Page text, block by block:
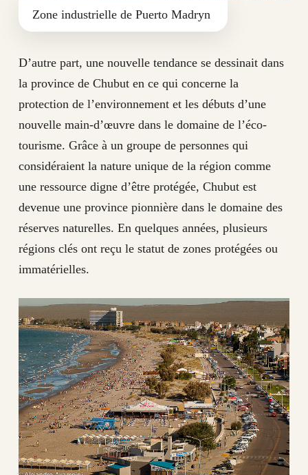
Zone industrielle de Puerto Madryn
D’autre part, une nouvelle tendance se dessinait dans
la province de Chubut en ce qui concerne la
protection de l’environnement et les débuts d’une
nouvelle main-d’œuvre dans le domaine de l’éco-
tourisme. Grâce à un groupe de personnes qui
considéraient la nature unique de la région comme
une ressource digne d’être protégée, Chubut est
devenue une province pionnière dans le domaine des
réserves naturelles. En quelques années, plusieurs
régions clés ont reçu le statut de zones protégées ou
immatérielles.